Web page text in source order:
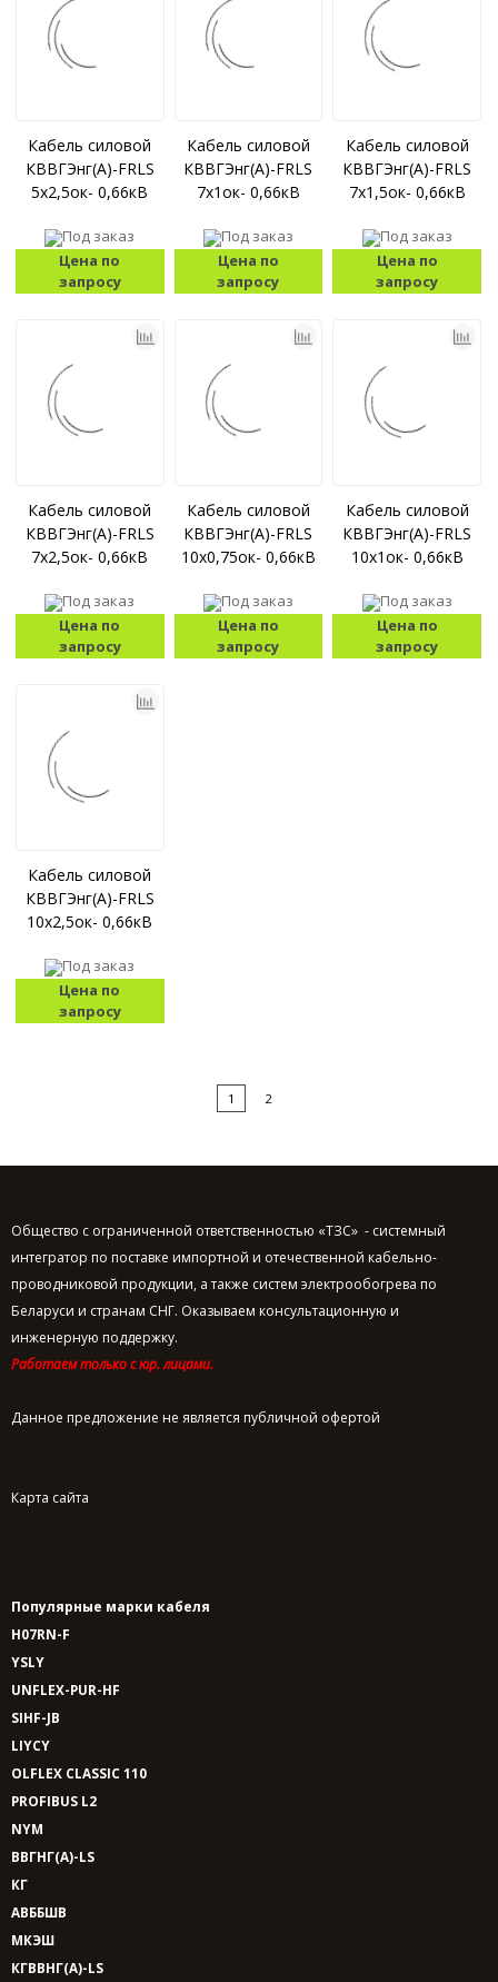
Кабель силовой
КВВГЭнг(А)-FRLS
5x2,5ок- 0,66кВ
Под заказ
Цена по
запросу
Кабель силовой
КВВГЭнг(А)-FRLS
7x1ок- 0,66кВ
Под заказ
Цена по
запросу
Кабель силовой
КВВГЭнг(А)-FRLS
7x1,5ок- 0,66кВ
Под заказ
Цена по
запросу
Кабель силовой
КВВГЭнг(А)-FRLS
7x2,5ок- 0,66кВ
Под заказ
Цена по
запросу
Кабель силовой
КВВГЭнг(А)-FRLS
10x0,75ок- 0,66кВ
Под заказ
Цена по
запросу
Кабель силовой
КВВГЭнг(А)-FRLS
10x1ок- 0,66кВ
Под заказ
Цена по
запросу
Кабель силовой
КВВГЭнг(А)-FRLS
10x2,5ок- 0,66кВ
Под заказ
Цена по
запросу
1 2
Общество с ограниченной ответственностью «ТЗС» - системный
интегратор по поставке импортной и отечественной кабельно-
проводниковой продукции, а также систем электрообогрева по
Беларуси и странам СНГ. Оказываем консультационную и
инженерную поддержку.
Работаем только с юр. лицами.
Данное предложение не является публичной офертой
Карта сайта
Популярные марки кабеля
H07RN-F
YSLY
UNFLEX-PUR-HF
SIHF-JB
LIYCY
OLFLEX CLASSIC 110
PROFIBUS L2
NYM
ВВГНГ(A)-LS
КГ
АВББШВ
МКЭШ
КГВВНГ(A)-LS